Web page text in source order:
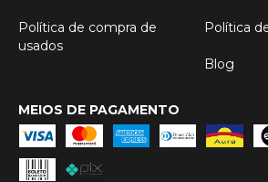
Política de compra de
usados
Política
Blog
MEIOS DE PAGAMENTO